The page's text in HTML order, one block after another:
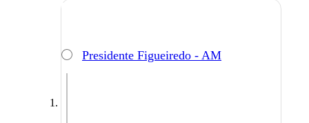
Presidente Figueiredo - AM